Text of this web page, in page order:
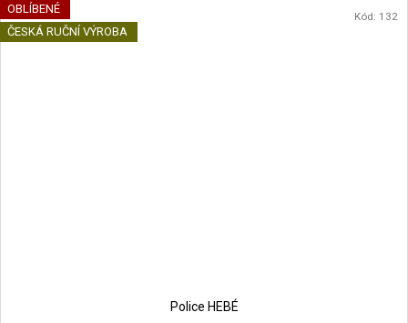
OBLÍBENÉ
ČESKÁ RUČNÍ VÝROBA
Police HEBÉ
Kód: 132